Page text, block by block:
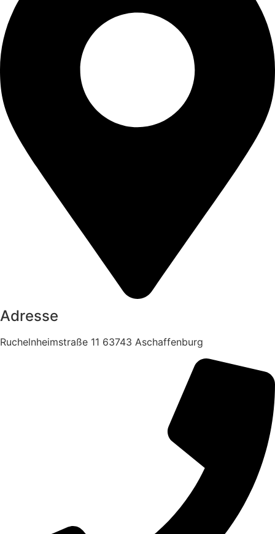
Adresse
Ruchelnheimstraße 11 63743 Aschaffenburg